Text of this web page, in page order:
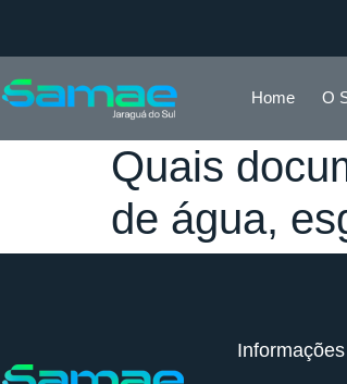
Home O
Quais
de água,